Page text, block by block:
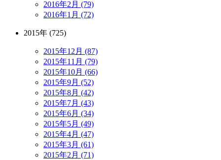
2016年2月 (79)
2016年1月 (72)
2015年 (725)
2015年12月 (87)
2015年11月 (79)
2015年10月 (66)
2015年9月 (52)
2015年8月 (42)
2015年7月 (43)
2015年6月 (34)
2015年5月 (49)
2015年4月 (47)
2015年3月 (61)
2015年2月 (71)